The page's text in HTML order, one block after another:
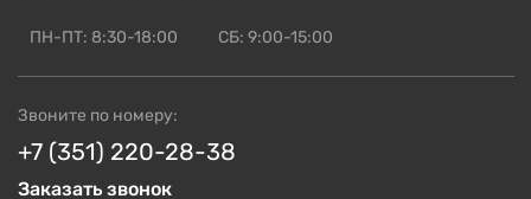
Звоните по номеру:
+7 (351) 220-28-38
Заказать звонок
ПН-ПТ: 8:30-18:00 СБ: 9:00-15:00
ОСП для СИП панелей
Смотреть ещё